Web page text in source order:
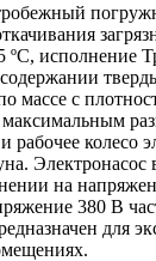
ºС, исполнение
массе с
рабочее колесо
Электронасос
на
380 В
для